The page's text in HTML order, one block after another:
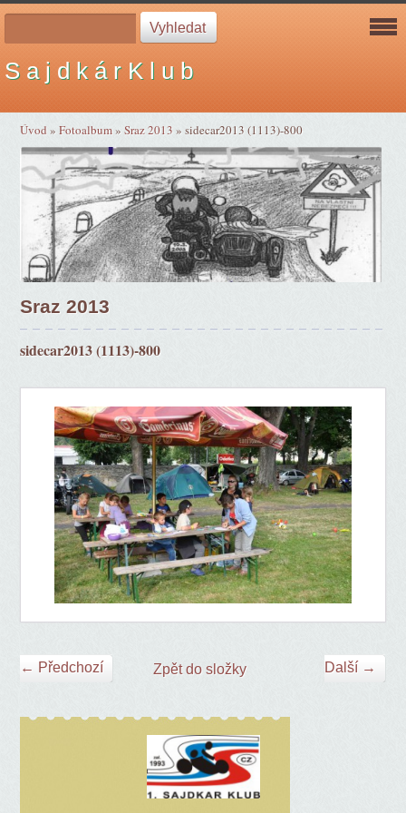
S a j d k á r K l u b
Úvod »Fotoalbum»Sraz 2013 »sidecar2013 (1113)-800
Sraz 2013
sidecar2013 (1113)-800
← Předchozí Další →
Zpět do složky